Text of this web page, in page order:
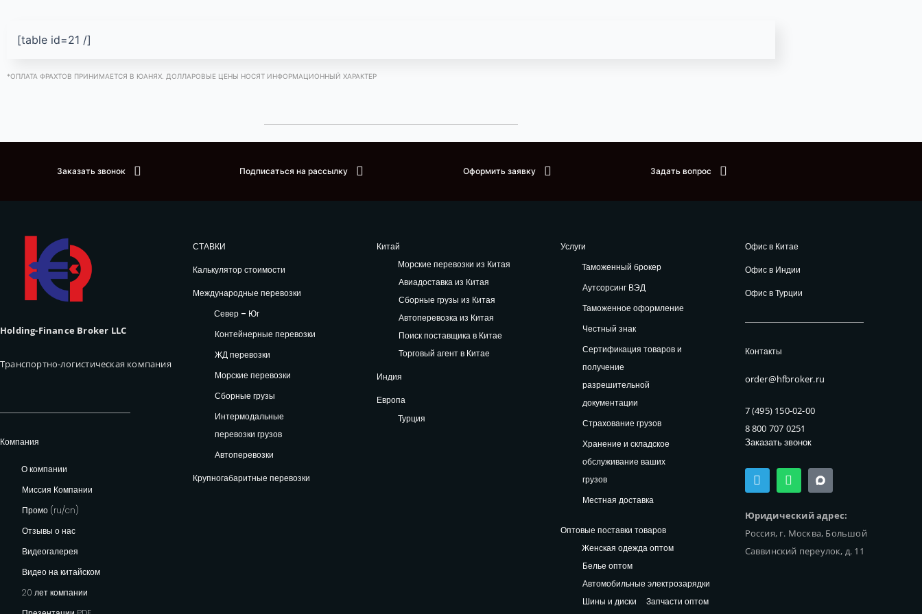
[table id=21 /]
*ОПЛАТА ФРАХТОВ ПРИНИМАЕТСЯ В ЮАНЯХ. ДОЛЛАРОВЫЕ ЦЕНЫ НОСЯТ ИНФОРМАЦИОННЫЙ ХАРАКТЕР
Заказать звонок Подписаться на рассылку Оформить заявку Задать вопрос
Holding-Finance Broker LLC
Транспортно-логистическая компания
Компания
О компании
Миссия Компании
Промо (ru/cn)
Отзывы о нас
Видеогалерея
Видео на китайском
20 лет компании
СТАВКИ
Калькулятор стоимости
Международные перевозки
Север – Юг
Контейнерные перевозки
ЖД перевозки
Морские перевозки
Сборные грузы
Интермодальные
перевозки грузов
Автоперевозки
Крупногабаритные перевозки
Китай
Морские перевозки из Китая
Авиадоставка из Китая
Сборные грузы из Китая
Автоперевозка из Китая
Поиск поставщика в Китае
Торговый агент в Китае
Индия
Европа
Турция
Услуги
Таможенный брокер
Аутсорсинг ВЭД
Таможенное оформление
Честный знак
Сертификация товаров и
получение
разрешительной
документации
Страхование грузов
Хранение и складское
обслуживание ваших
грузов
Местная доставка
Оптовые поставки товаров
Женская одежда оптом
Белье оптом
Автомобильные электрозарядки
Шины и диски
Запчасти оптом
Офис в Китае
Офис в Индии
Офис в Турции
Контакты
order@hfbroker.ru
7 (495) 150-02-00
8 800 707 0251
Заказать звонок
T
e
g
r
a
W
h
s
a
p
Юридический адрес:
Россия, г. Москва, Большой
Саввинский переулок, д. 11